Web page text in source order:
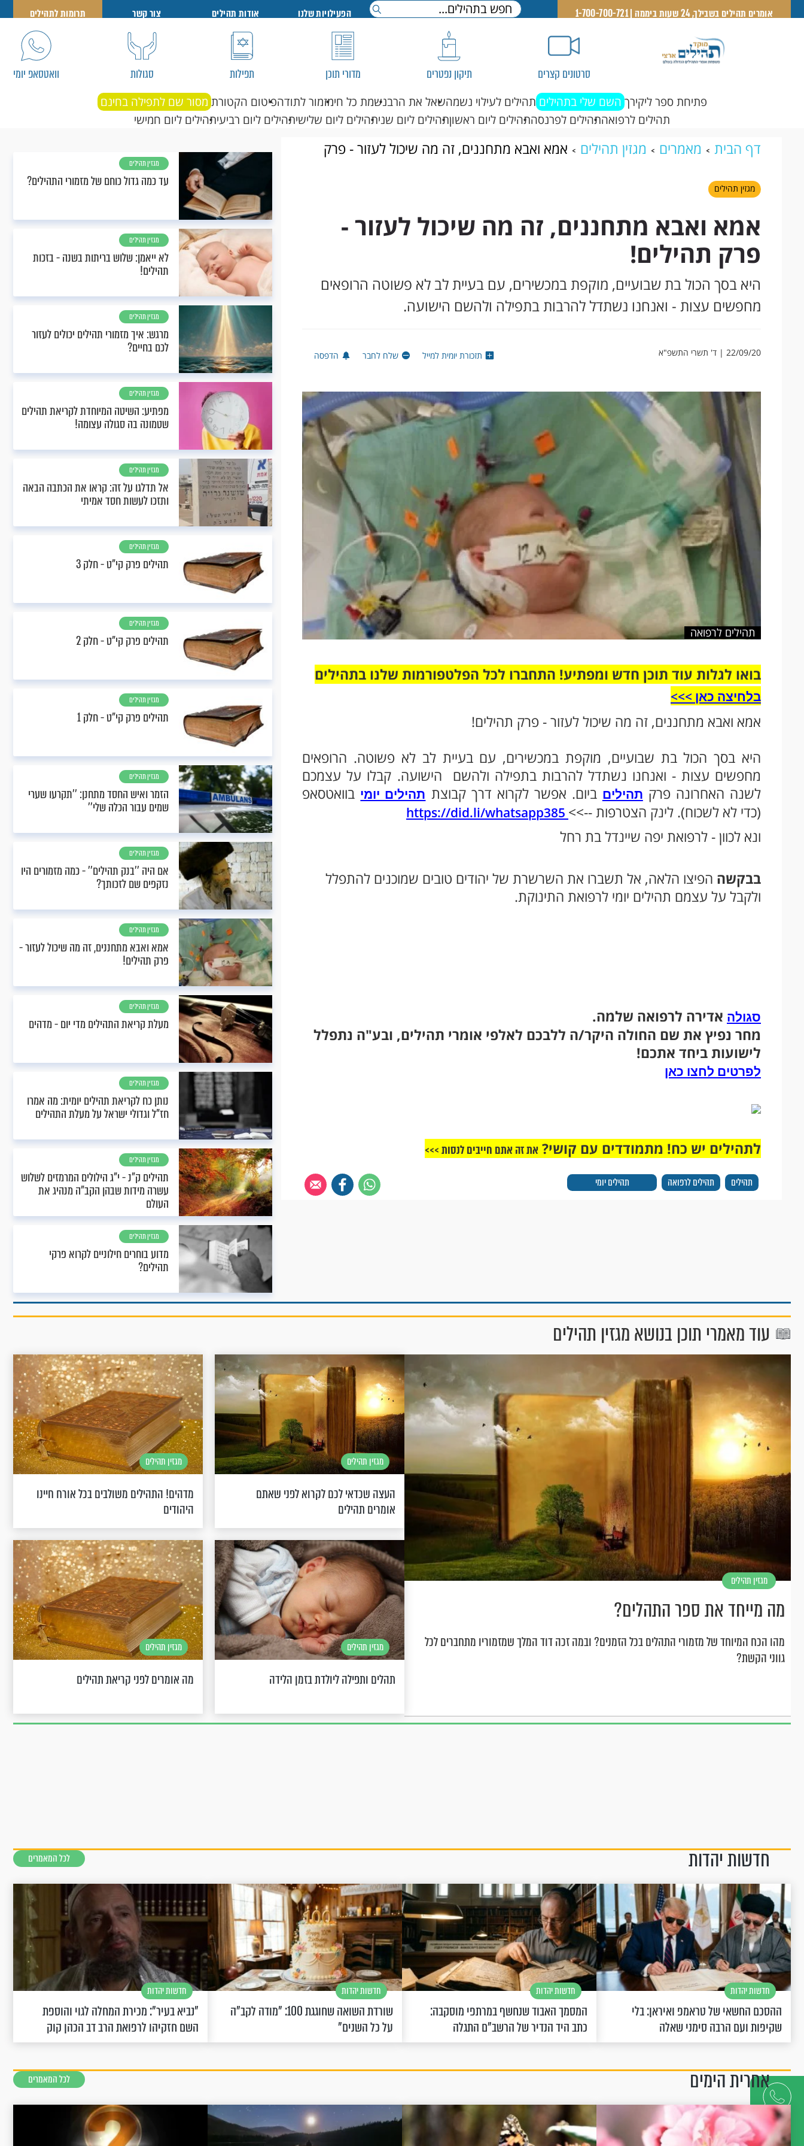
דברו
איתנו
אומרים תהילים בשבילך, 24 שעות ביממה | 1-700-700-721 הפעילויות שלנו אודות תהילים צור קשר תרומות לתהילים
סרטונים קצרים תיקון נפטרים מדורי תוכן תפילות סגולות וואטסאפ יומי
פתיחת ספר ליקירך השם שלי בתהילים תהילים לעילוי נשמהשאל את הרבנשמת כל חימזמור לתודהפיטום הקטורת מסור שם לתפילה בחינם
תהילים לרפואהתהילים לפרנסהתהילים ליום ראשוןתהילים ליום שניתהילים ליום שלישיתהילים ליום רביעיתהילים ליום חמישי
דף הבית מאמרים מגזין תהילים
אמא ואבא מתחננים, זה מה שיכול לעזור - פרק
תהילים!
מגזין תהילים
אמא ואבא מתחננים, זה מה שיכול לעזור -
פרק תהילים!
היא בסך הכול בת שבועיים, מוקפת במכשירים, עם בעיית לב לא פשוטה הרופאים
מחפשים עצות - ואנחנו נשתדל להרבות בתפילה ולהשם הישועה.
22/09/20 | ד' תשרי התשפ"א תזכורת יומית למייל שלח לחבר הדפסה
תהילים לרפואה
בואו לגלות עוד תוכן חדש ומפתיע! התחברו לכל הפלטפורמות שלנו בתהילים
בלחיצה כאן >>>​
אמא ואבא מתחננים, זה מה שיכול לעזור - פרק תהילים!
היא בסך הכול בת שבועיים, מוקפת במכשירים, עם בעיית לב לא פשוטה. הרופאים
מחפשים עצות - ואנחנו נשתדל להרבות בתפילה ולהשם הישועה. קבלו על עצמכם
לשנה האחרונה פרק תהילים ביום. אפשר לקרוא דרך קבוצת תהילים יומי בוואטסאפ
(כדי לא לשכוח). לינק הצטרפות -->>
ונא לכוון - לרפואת יפה שיינדל בת רחל
בבקשה הפיצו הלאה, אל תשברו את השרשרת של יהודים טובים שמוכנים להתפלל
ולקבל על עצמם תהילים יומי לרפואת התינוקת.
סגולה אדירה לרפואה שלמה.
מחר נפיץ את שם החולה היקר/ה ללבכם לאלפי אומרי תהילים, ובע"ה נתפלל
לישועות ביחד אתכם!
לפרטים לחצו כאן
תהילים תהילים לרפואה תהילים יומי
לתהילים יש כח! מתמודדים עם קושי? את זה אתם חייבים לנסות >>>
מגזין תהילים
עד כמה גדול כוחם של מזמורי התהילים?
מגזין תהילים
לא ייאמן: שלוש בריתות בשנה - בזכות
תהילים!
מגזין תהילים
מרגש: איך מזמורי תהילים יכולים לעזור
לכם בחיים?
מגזין תהילים
מפתיע: השיטה המיוחדת לקריאת תהילים
שטמונה בה סגולה עצומה!
מגזין תהילים
אל תדלגו על זה: קראו את הכתבה הבאה
ותזכו לעשות חסד אמיתי
מגזין תהילים
תהילים פרק קי"ט - חלק 3
מגזין תהילים
תהילים פרק קי"ט - חלק 2
מגזין תהילים
תהילים פרק קי"ט - חלק 1
מגזין תהילים
הזמר ואיש החסד מתחנן: ’’תקרעו שערי
שמים עבור הכלה שלי’’
מגזין תהילים
אם היה ’’בנק תהילים’’ - כמה מזמורים היו
נזקפים שם לזכותך?
מגזין תהילים
אמא ואבא מתחננים, זה מה שיכול לעזור -
פרק תהילים!
מגזין תהילים
מעלת קריאת התהילים מדי יום - מדהים
מגזין תהילים
נותן כח לקריאת תהילים יומית: מה אמרו
חז"ל וגדולי ישראל על מעלת התהילים
מגזין תהילים
תהילים ק"נ - י"ג הילולים המרמזים לשלוש
עשרה מידות שבהן הקב"ה מנהיג את
העולם
מגזין תהילים
מדוע בוחרים חילוניים לקרוא פרקי
תהילים?
עוד מאמרי תוכן בנושא מגזין תהילים
מגזין תהילים
מה מייחד את ספר התהלים?
מהו הכח המיוחד של מזמורי התהלים בכל הזמנים? ובמה זכה דוד המלך שמזמוריו מתחברים לכל
גווני הקשת?
מגזין תהילים
העצה שכדאי לכם לקרוא לפני שאתם
אומרים תהילים
מגזין תהילים
מדהים! התהילים משולבים בכל אורח חיינו
היהודים
מגזין תהילים
תהלים ותפילה ליולדת בזמן הלידה
מגזין תהילים
מה אומרים לפני קריאת תהילים
חדשות יהדות לכל המאמרים
חדשות יהדות
ההסכם החשאי של טראמפ ואיראן: בלי
שקיפות ועם הרבה סימני שאלה
חדשות יהדות
המסמך האבוד שנחשף במרתפי מוסקבה:
כתב היד הנדיר של הרשב"ם התגלה
חדשות יהדות
שורדת השואה שחוגגת 100: "מודה לקב"ה
על כל השנים"
חדשות יהדות
"נביא בעיר": מכירת המחלה לגוי והוספת
השם חזקיהו לרפואת הרב דב הכהן קוק
אחרית הימים לכל המאמרים